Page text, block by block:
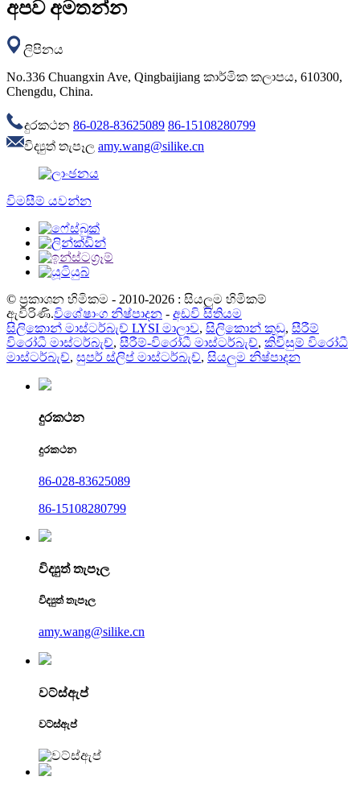
අපව අමතන්න
ලිපිනය
No.336 Chuangxin Ave, Qingbaijiang කාර්මික කලාපය, 610300,
Chengdu, China.
දුරකථන 86-028-83625089 86-15108280799
විද්‍යුත් තැපෑල amy.wang@silike.cn
විමසීම් යවන්න
© ප්‍රකාශන හිමිකම - 2010-2026 : සියලුම හිමිකම්
ඇවිරිණි.විශේෂාංග නිෂ්පාදන - අඩවි සිතියම
සිලිකොන් මාස්ටර්බැච් LYSI මාලාව, සිලිකොන් කුඩු, සීරීම්
විරෝධී මාස්ටර්බැච්, සීරීම්-විරෝධී මාස්ටර්බැච්, කිවිසුම් විරෝධී
මාස්ටර්බැච්, සුපර් ස්ලිප් මාස්ටර්බැච්, සියලුම නිෂ්පාදන
දුරකථන
දුරකථන
86-028-83625089
86-15108280799
විද්‍යුත් තැපෑල
විද්‍යුත් තැපෑල
amy.wang@silike.cn
වට්ස්ඇප්
වට්ස්ඇප්